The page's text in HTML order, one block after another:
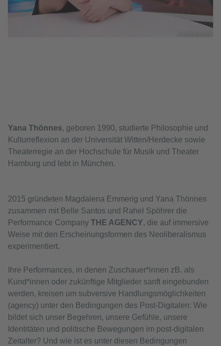
Yana Thönnes, geboren 1990, studierte Philosophie und
Kulturreflexion an der Universität Witten/Herdecke sowie
Theaterregie an der Hochschule für Musik und Theater
Hamburg und lebt in München.
2015 gründeten Magdalena Emmerig und Yana Thönnes
zusammen mit Belle Santos und Rahel Spöhrer die
Performance Company THE AGENCY, die auf immersive
Weise mit den Erscheinungsformen des Neoliberalismus
experimentiert.
Ihre Performances, in denen Zuschauer*innen zB. als
Kund*innen oder zukünftige Mitglieder sanft eingebunden
werden, kreisen um subversive Handlungsmöglichkeiten
(agency) unter den Bedingungen des Post-Digitalen: Wie
bildet sich unser Begehren, unsere Gefühle, unsere
Identitäten und politische Bewegungen im post-digitalen
Zeitalter? Und wie ist es unter diesen Bedingungen